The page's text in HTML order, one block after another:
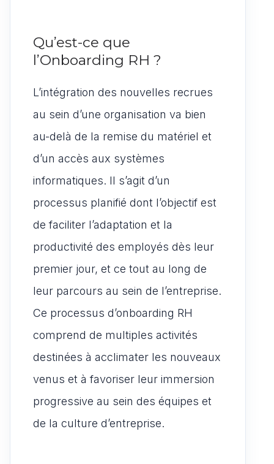
Qu’est-ce que
l’Onboarding RH ?
L’intégration des nouvelles recrues
au sein d’une organisation va bien
au-delà de la remise du matériel et
d’un accès aux systèmes
informatiques. Il s’agit d’un
processus planifié dont l’objectif est
de faciliter l’adaptation et la
productivité des employés dès leur
premier jour, et ce tout au long de
leur parcours au sein de l’entreprise.
Ce processus d’onboarding RH
comprend de multiples activités
destinées à acclimater les nouveaux
venus et à favoriser leur immersion
progressive au sein des équipes et
de la culture d’entreprise.